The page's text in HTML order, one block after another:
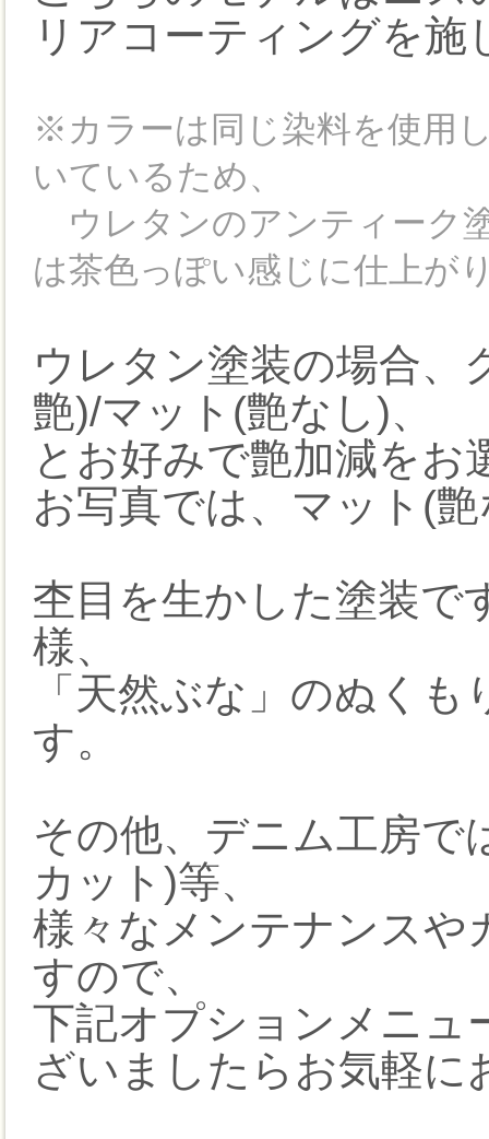
リアコーティングを施
※カラーは同じ染料を使用
いているため、
ウレタンのアンティーク
は茶色っぽい感じに仕上が
ウレタン塗装の場合、
艶)/マット(艶なし)、
とお好みで艶加減をお
お写真では、マット(
杢目を生かした塗装で
様、
「天然ぶな」のぬく
す。
その他、デニム工房で
カット)等、
様々なメンテナンスや
すので、
下記オプションメニュ
ざいましたらお気軽に